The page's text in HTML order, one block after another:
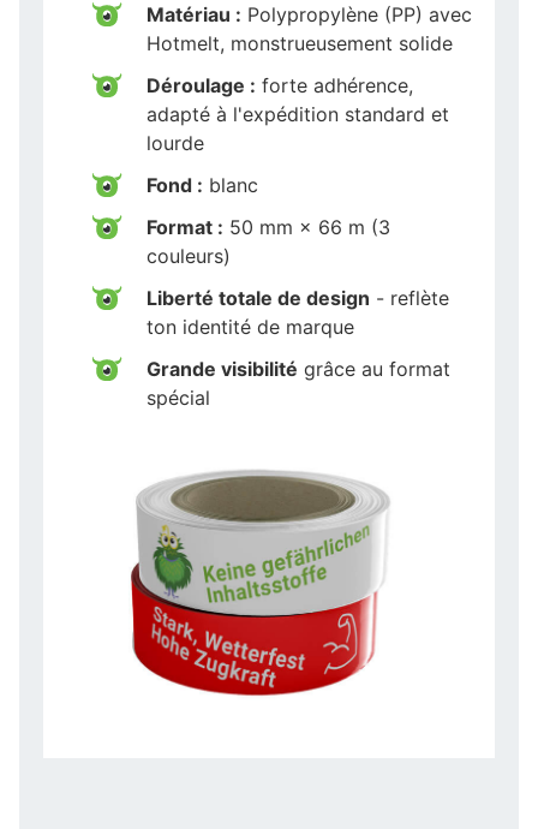
Matériau : Polypropylène (PP) avec
Hotmelt, monstrueusement solide
Déroulage : forte adhérence,
adapté à l'expédition standard et
lourde
Fond : blanc
Format : 50 mm × 66 m (3
couleurs)
Liberté totale de design - reflète
ton identité de marque
Grande visibilité grâce au format
spécial